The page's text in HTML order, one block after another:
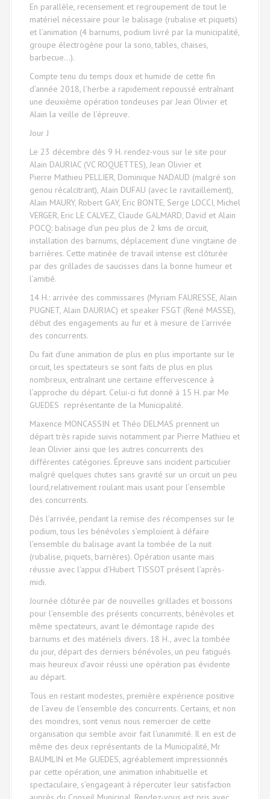
En parallèle, recensement et regroupement de tout le
matériel nécessaire pour le balisage (rubalise et piquets)
et l’animation (4 barnums, podium livré par la municipalité,
groupe électrogène pour la sono, tables, chaises,
barbecue…).
Compte tenu du temps doux et humide de cette fin
d’année 2018, l’herbe a rapidement repoussé entraînant
une deuxième opération tondeuses par Jean Olivier et
Alain la veille de l’épreuve.
Jour J
Le 23 décembre dès 9 H. rendez-vous sur le site pour
Alain DAURIAC (VC ROQUETTES), Jean Olivier et
Pierre Mathieu PELLIER, Dominique NADAUD (malgré son
genou récalcitrant), Alain DUFAU (avec le ravitaillement),
Alain MAURY, Robert GAY, Eric BONTE, Serge LOCCI, Michel
VERGER, Eric LE CALVEZ, Claude GALMARD, David et Alain
POCQ: balisage d’un peu plus de 2 kms de circuit,
installation des barnums, déplacement d’une vingtaine de
barrières. Cette matinée de travail intense est clôturée
par des grillades de saucisses dans la bonne humeur et
l’amitié.
14 H.: arrivée des commissaires (Myriam FAURESSE, Alain
PUGNET, Alain DAURIAC) et speaker FSGT (René MASSE),
début des engagements au fur et à mesure de l’arrivée
des concurrents.
Du fait d’une animation de plus en plus importante sur le
circuit, les spectateurs se sont faits de plus en plus
nombreux, entraînant une certaine effervescence à
l’approche du départ. Celui-ci fut donné à 15 H. par Me
GUEDES représentante de la Municipalité.
Maxence MONCASSIN et Théo DELMAS prennent un
départ très rapide suivis notamment par Pierre Mathieu et
Jean Olivier ainsi que les autres concurrents des
différentes catégories. Épreuve sans incident particulier
malgré quelques chutes sans gravité sur un circuit un peu
lourd,relativement roulant mais usant pour l’ensemble
des concurrents.
Dés l’arrivée, pendant la remise des récompenses sur le
podium, tous les bénévoles s’emploient à défaire
l’ensemble du balisage avant la tombée de la nuit
(rubalise, piquets, barrières). Opération usante mais
réussie avec l’appui d’Hubert TISSOT présent l’après-
midi.
Journée clôturée par de nouvelles grillades et boissons
pour l’ensemble des présents concurrents, bénévoles et
même spectateurs, avant le démontage rapide des
barnums et des matériels divers. 18 H., avec la tombée
du jour, départ des derniers bénévoles, un peu fatigués
mais heureux d’avoir réussi une opération pas évidente
au départ.
Tous en restant modestes, première expérience positive
de l’aveu de l’ensemble des concurrents. Certains, et non
des moindres, sont venus nous remercier de cette
organisation qui semble avoir fait l’unanimité. Il en est de
même des deux représentants de la Municipalité, Mr
BAUMLIN et Me GUEDES, agréablement impressionnés
par cette opération, une animation inhabituelle et
spectaculaire, s’engageant à répercuter leur satisfaction